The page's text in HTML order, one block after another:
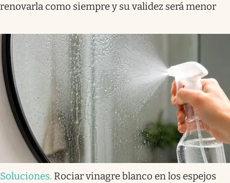
renovarla como siempre y su validez será menor
Soluciones. Rociar vinagre blanco en los espejos